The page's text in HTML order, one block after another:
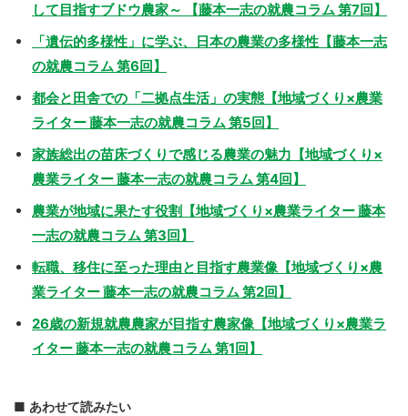
して目指すブドウ農家～ 【藤本一志の就農コラム 第7回】
「遺伝的多様性」に学ぶ、日本の農業の多様性【藤本一志
の就農コラム 第6回】
都会と田舎での「二拠点生活」の実態【地域づくり×農業
ライター 藤本一志の就農コラム 第5回】
家族総出の苗床づくりで感じる農業の魅力【地域づくり×
農業ライター 藤本一志の就農コラム 第4回】
農業が地域に果たす役割【地域づくり×農業ライター 藤本
一志の就農コラム 第3回】
転職、移住に至った理由と目指す農業像【地域づくり×農
業ライター 藤本一志の就農コラム 第2回】
26歳の新規就農農家が目指す農家像【地域づくり×農業ラ
イター 藤本一志の就農コラム 第1回】
あわせて読みたい